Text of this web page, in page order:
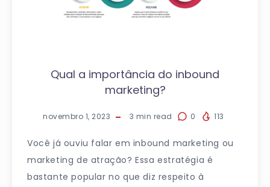
Qual a importância do inbound
marketing?
novembro 1, 2023 3 min read 0 113
Você já ouviu falar em inbound marketing ou
marketing de atração? Essa estratégia é
bastante popular no que diz respeito à